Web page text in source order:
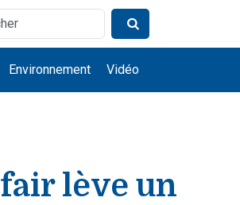
Environnement Vidéo
lève un